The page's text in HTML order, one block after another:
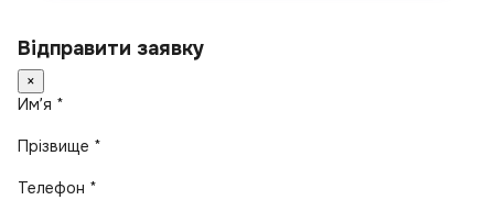
Відправити заявку
×
Имʼя *
Прізвище *
Телефон *